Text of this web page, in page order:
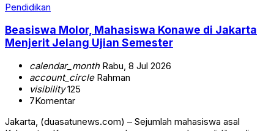
Pendidikan
Beasiswa Molor, Mahasiswa Konawe di Jakarta
Menjerit Jelang Ujian Semester
calendar_monthRabu, 8 Jul 2026
account_circleRahman
visibility125
7Komentar
Jakarta, (duasatunews.com) – Sejumlah mahasiswa asal